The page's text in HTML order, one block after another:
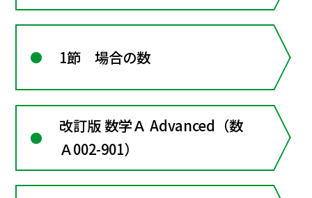
1節 場合の数
改訂版 数学Ａ Advanced（数
Ａ002-901）